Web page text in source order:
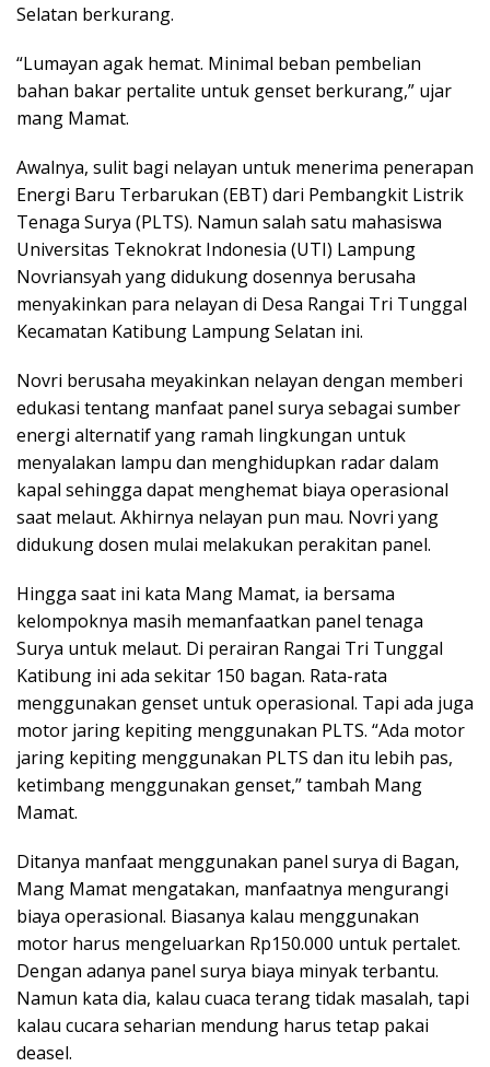
Selatan berkurang.
“Lumayan agak hemat. Minimal beban pembelian
bahan bakar pertalite untuk genset berkurang,” ujar
mang Mamat.
Awalnya, sulit bagi nelayan untuk menerima penerapan
Energi Baru Terbarukan (EBT) dari Pembangkit Listrik
Tenaga Surya (PLTS). Namun salah satu mahasiswa
Universitas Teknokrat Indonesia (UTI) Lampung
Novriansyah yang didukung dosennya berusaha
menyakinkan para nelayan di Desa Rangai Tri Tunggal
Kecamatan Katibung Lampung Selatan ini.
Novri berusaha meyakinkan nelayan dengan memberi
edukasi tentang manfaat panel surya sebagai sumber
energi alternatif yang ramah lingkungan untuk
menyalakan lampu dan menghidupkan radar dalam
kapal sehingga dapat menghemat biaya operasional
saat melaut. Akhirnya nelayan pun mau. Novri yang
didukung dosen mulai melakukan perakitan panel.
Hingga saat ini kata Mang Mamat, ia bersama
kelompoknya masih memanfaatkan panel tenaga
Surya untuk melaut. Di perairan Rangai Tri Tunggal
Katibung ini ada sekitar 150 bagan. Rata-rata
menggunakan genset untuk operasional. Tapi ada juga
motor jaring kepiting menggunakan PLTS. “Ada motor
jaring kepiting menggunakan PLTS dan itu lebih pas,
ketimbang menggunakan genset,” tambah Mang
Mamat.
Ditanya manfaat menggunakan panel surya di Bagan,
Mang Mamat mengatakan, manfaatnya mengurangi
biaya operasional. Biasanya kalau menggunakan
motor harus mengeluarkan Rp150.000 untuk pertalet.
Dengan adanya panel surya biaya minyak terbantu.
Namun kata dia, kalau cuaca terang tidak masalah, tapi
kalau cucara seharian mendung harus tetap pakai
deasel.